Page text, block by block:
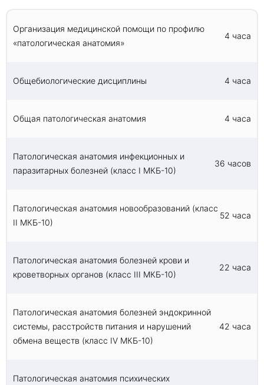
"Колопроктология", "Неврология",
"Нейрохирургия", "Неонатология", "Нефрология",
"Пульмонология", "Ревматология", "Сердечно-
сосудистая хирургия", "Скорая медицинская
"Травматология и ортопедия", "Урология",
Организация медицинской помощи по профилю
«патологическая анатомия»
4 часа
Общебиологические дисциплины 4 часа
Общая патологическая анатомия 4 часа
Патологическая анатомия инфекционных и
паразитарных болезней (класс I МКБ-10)
36 часов
Патологическая анатомия новообразований (класс
II МКБ-10)
52 часа
Патологическая анатомия болезней крови и
кроветворных органов (класс III МКБ-10)
22 часа
Патологическая анатомия болезней эндокринной
системы, расстройств питания и нарушений
обмена веществ (класс IV МКБ-10)
42 часа
Патологическая анатомия психических